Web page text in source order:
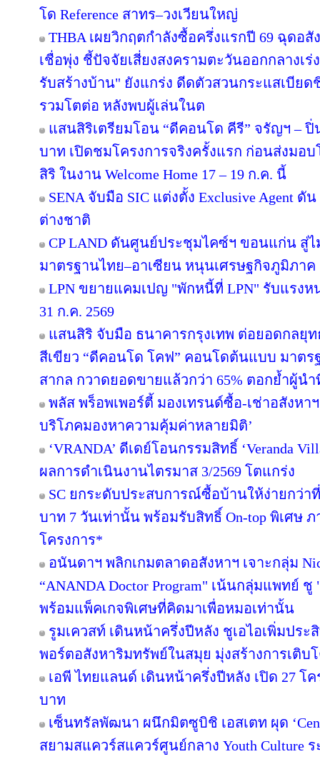
โด Reference สาทร–วงเวียนใหญ่
THBA เผยวิกฤตกำลังซื้อครึ่งแรกปี 69 ฉุดอ
เชื่อพุ่ง ชี้ปัจจัยเสี่ยงสงครามตะวันออกกลางเ
รับสร้างบ้าน" ยังแกร่ง ดีดตัวสวนกระแสเบีย
รวมโตต่อ หลังพบผู้เล่นในต
แสนสิริเตรียมโอน “ดีคอนโด คีรี” จรัญฯ – ปิ่
บาท เปิดชมโครงการจริงครั้งแรก ก่อนส่งม
สิริ ในงาน Welcome Home 17 – 19 ก.ค. นี้
SENA จับมือ SIC แต่งตั้ง Exclusive Agent ดั
ต่างชาติ
CP LAND ดันศูนย์ประชุมไคซ์ฯ ขอนแก่น สู่
มาตรฐานไทย–อาเซียน หนุนเศรษฐกิจภูมิภาค
LPN ขยายแคมเปญ "พักหนี้ที่ LPN" รับแรง
31 ก.ค. 2569
แสนสิริ จับมือ ธนาคารกรุงเทพ ต่อยอดกลยุ
สีเขียว “ดีคอนโด โคฟ” คอนโดต้นแบบ มาต
สากล กวาดยอดขายแล้วกว่า 65% ตอกย้ำผู้น
พลัส พร็อพเพอร์ตี้ มองเทรนด์ซื้อ-เช่าอสังหา
บริโภคมองหาความคุ้มค่าหลายมิติ’
‘VRANDA’ ดีเดย์โอนกรรมสิทธิ์ ‘Veranda
ผลการดำเนินงานไตรมาส 3/2569 โตแกร่ง
SC ยกระดับประสบการณ์ซื้อบ้านให้ง่ายกว่า
บาท 7 วันเท่านั้น พร้อมรับสิทธิ์ On-top พิเศษ ภ
โครงการ*
อนันดาฯ พลิกเกมตลาดอสังหาฯ เจาะกลุ่ม
“ANANDA Doctor Program" เน้นกลุ่มแพทย์
พร้อมแพ็คเกจพิเศษที่คิดมาเพื่อหมอเท่านั้น
รูมเควสท์ เดินหน้าครึ่งปีหลัง ชูเอไอเพิ่มปร
พอร์ตอสังหาริมทรัพย์ในสมุย มุ่งสร้างการเติ
เอพี ไทยแลนด์ เดินหน้าครึ่งปีหลัง เปิด 27 โ
บาท
เซ็นทรัลพัฒนา ผนึกมิตซูบิชิ เอสเตท ผุด
สยามสแควร์สแควร์ศูนย์กลาง Youth Culture